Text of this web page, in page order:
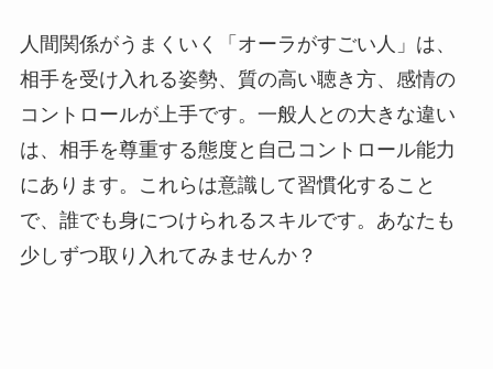
人間関係がうまくいく「オーラがすごい人」は、
相手を受け入れる姿勢、質の高い聴き方、感情の
コントロールが上手です。一般人との大きな違い
は、相手を尊重する態度と自己コントロール能力
にあります。これらは意識して習慣化すること
で、誰でも身につけられるスキルです。あなたも
少しずつ取り入れてみませんか？